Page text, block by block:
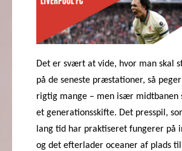
Det er svært at vide, hvor man skal
på de seneste præstationer, så
rigtig mange – men især midtbanen
et generationsskifte. Det presspil,
lang tid har praktiseret fungerer på
og det efterlader oceaner af plads til